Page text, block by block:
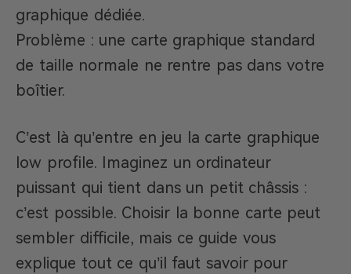
graphique dédiée.
Problème : une carte graphique standard
de taille normale ne rentre pas dans votre
boîtier.
C’est là qu’entre en jeu la carte graphique
low profile. Imaginez un ordinateur
puissant qui tient dans un petit châssis :
c’est possible. Choisir la bonne carte peut
sembler difficile, mais ce guide vous
explique tout ce qu’il faut savoir pour